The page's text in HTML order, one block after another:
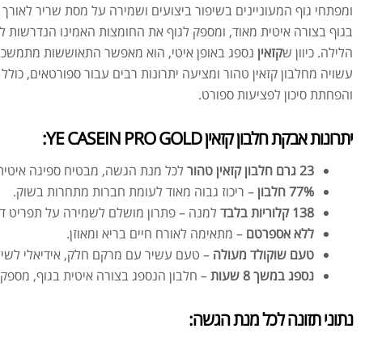
ומפתחי גוף המעוניינים בשיפור ביצועים ושמירה על מסת שריר
בגוף בצורה איטית מאוד, ומספק לגוף את החומצות האמינו הנדרשות
הלילה. כיוון שקזאין נספג באופן איטי, הוא מאפשר התאוששות
עשויה מחלבון קזאין טהור ומציעה יתרונות רבים עבור ספורטאים,
והפחתת סיכון לפציעות ספורט.
יתרונות אבקת חלבון קזאין YE CASEIN PRO GOLD:
23 גרם חלבון קזאין טהור
לכל מנת הגשה, מבטיח ספיגה
77% חלבון
– ריכוז גבוה מאוד לעומת חברות מתחרות בשוק.
138 קלוריות בלבד
למנה – פתרון מושלם לשמירה על תפריט
ללא אספרטם – מתאימה לאורח חיים בריא ומאוזן.
טעם שוקולד מעולה – טעם עשיר עם מרקם חלק, אידיאלי
נספג במשך 8 שעות
– חלבון הנספג בצורה איטית בגוף,
נתוני תזונה לכל מנת הגשה: